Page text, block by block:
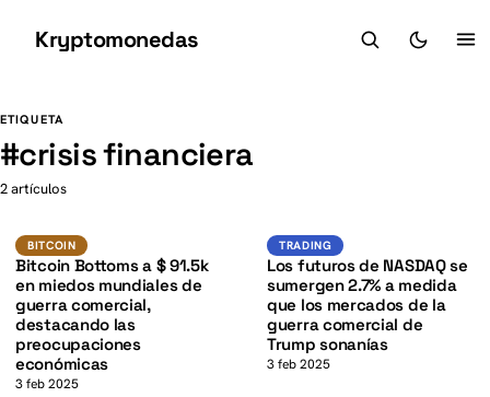
Kryptomonedas
ETIQUETA
#crisis financiera
2 artículos
BITCOIN BTC
K
BITCOIN
Bitcoin Bottoms a $ 91.5k
en miedos mundiales de
guerra comercial,
destacando las
preocupaciones
económicas
3 feb 2025
Trading
TRADING
Los futuros de NASDAQ se
sumergen 2.7% a medida
que los mercados de la
guerra comercial de
Trump sonanías
3 feb 2025